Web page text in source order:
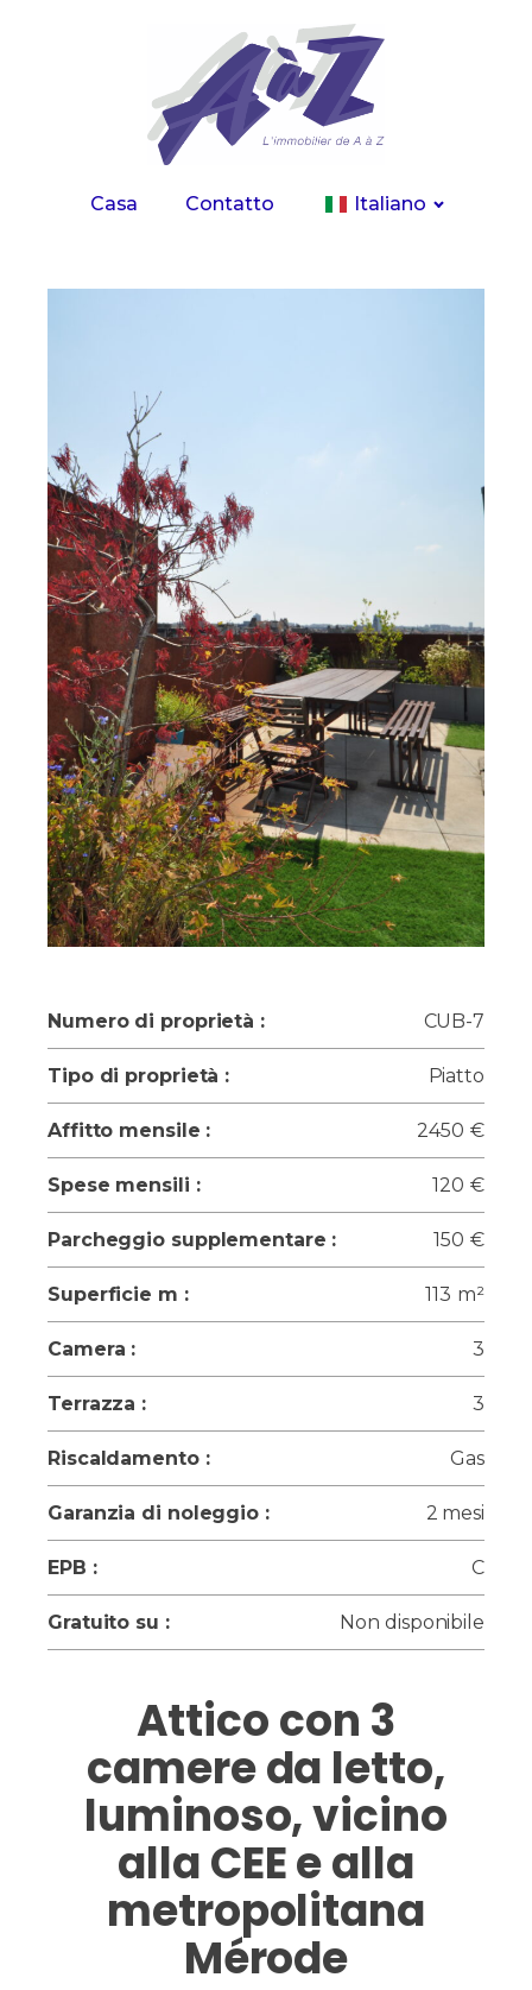
Casa Contatto Italiano
Numero di proprietà : CUB-7
Tipo di proprietà : Piatto
Affitto mensile : 2450 €
Spese mensili : 120 €
Parcheggio supplementare : 150 €
Superficie m : 113 m²
Camera : 3
Terrazza : 3
Riscaldamento : Gas
Garanzia di noleggio : 2 mesi
EPB : C
Gratuito su : Non disponibile
Attico con 3
camere da letto,
luminoso, vicino
alla CEE e alla
metropolitana
Mérode